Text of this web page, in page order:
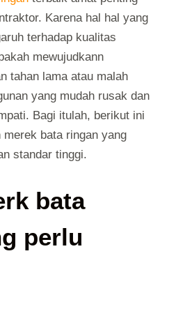
Karena hal hal yang
terhadap kualitas
mewujudkann
tahan lama atau malah
yang mudah rusak dan
Bagi itulah, berikut ini
bata ringan yang
standar tinggi.
bata
perlu